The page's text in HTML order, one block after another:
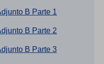
B Parte 1
B Parte 2
B Parte 3